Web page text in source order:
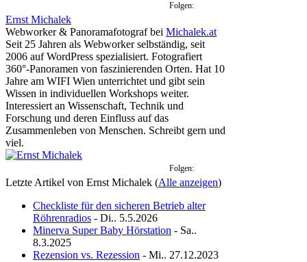
Folgen:
Ernst Michalek
Webworker & Panoramafotografbei Michalek.at
Seit 25 Jahren als Webworker selbständig, seit
2006 auf WordPress spezialisiert. Fotografiert
360°-Panoramen von faszinierenden Orten. Hat 10
Jahre am WIFI Wien unterrichtet und gibt sein
Wissen in individuellen Workshops weiter.
Interessiert an Wissenschaft, Technik und
Forschung und deren Einfluss auf das
Zusammenleben von Menschen. Schreibt gern und
viel.
Folgen:
Letzte Artikel von Ernst Michalek (Alle anzeigen)
Checkliste für den sicheren Betrieb alter
Röhrenradios - Di.. 5.5.2026
Minerva Super Baby Hörstation - Sa..
8.3.2025
Rezension vs. Rezession - Mi.. 27.12.2023